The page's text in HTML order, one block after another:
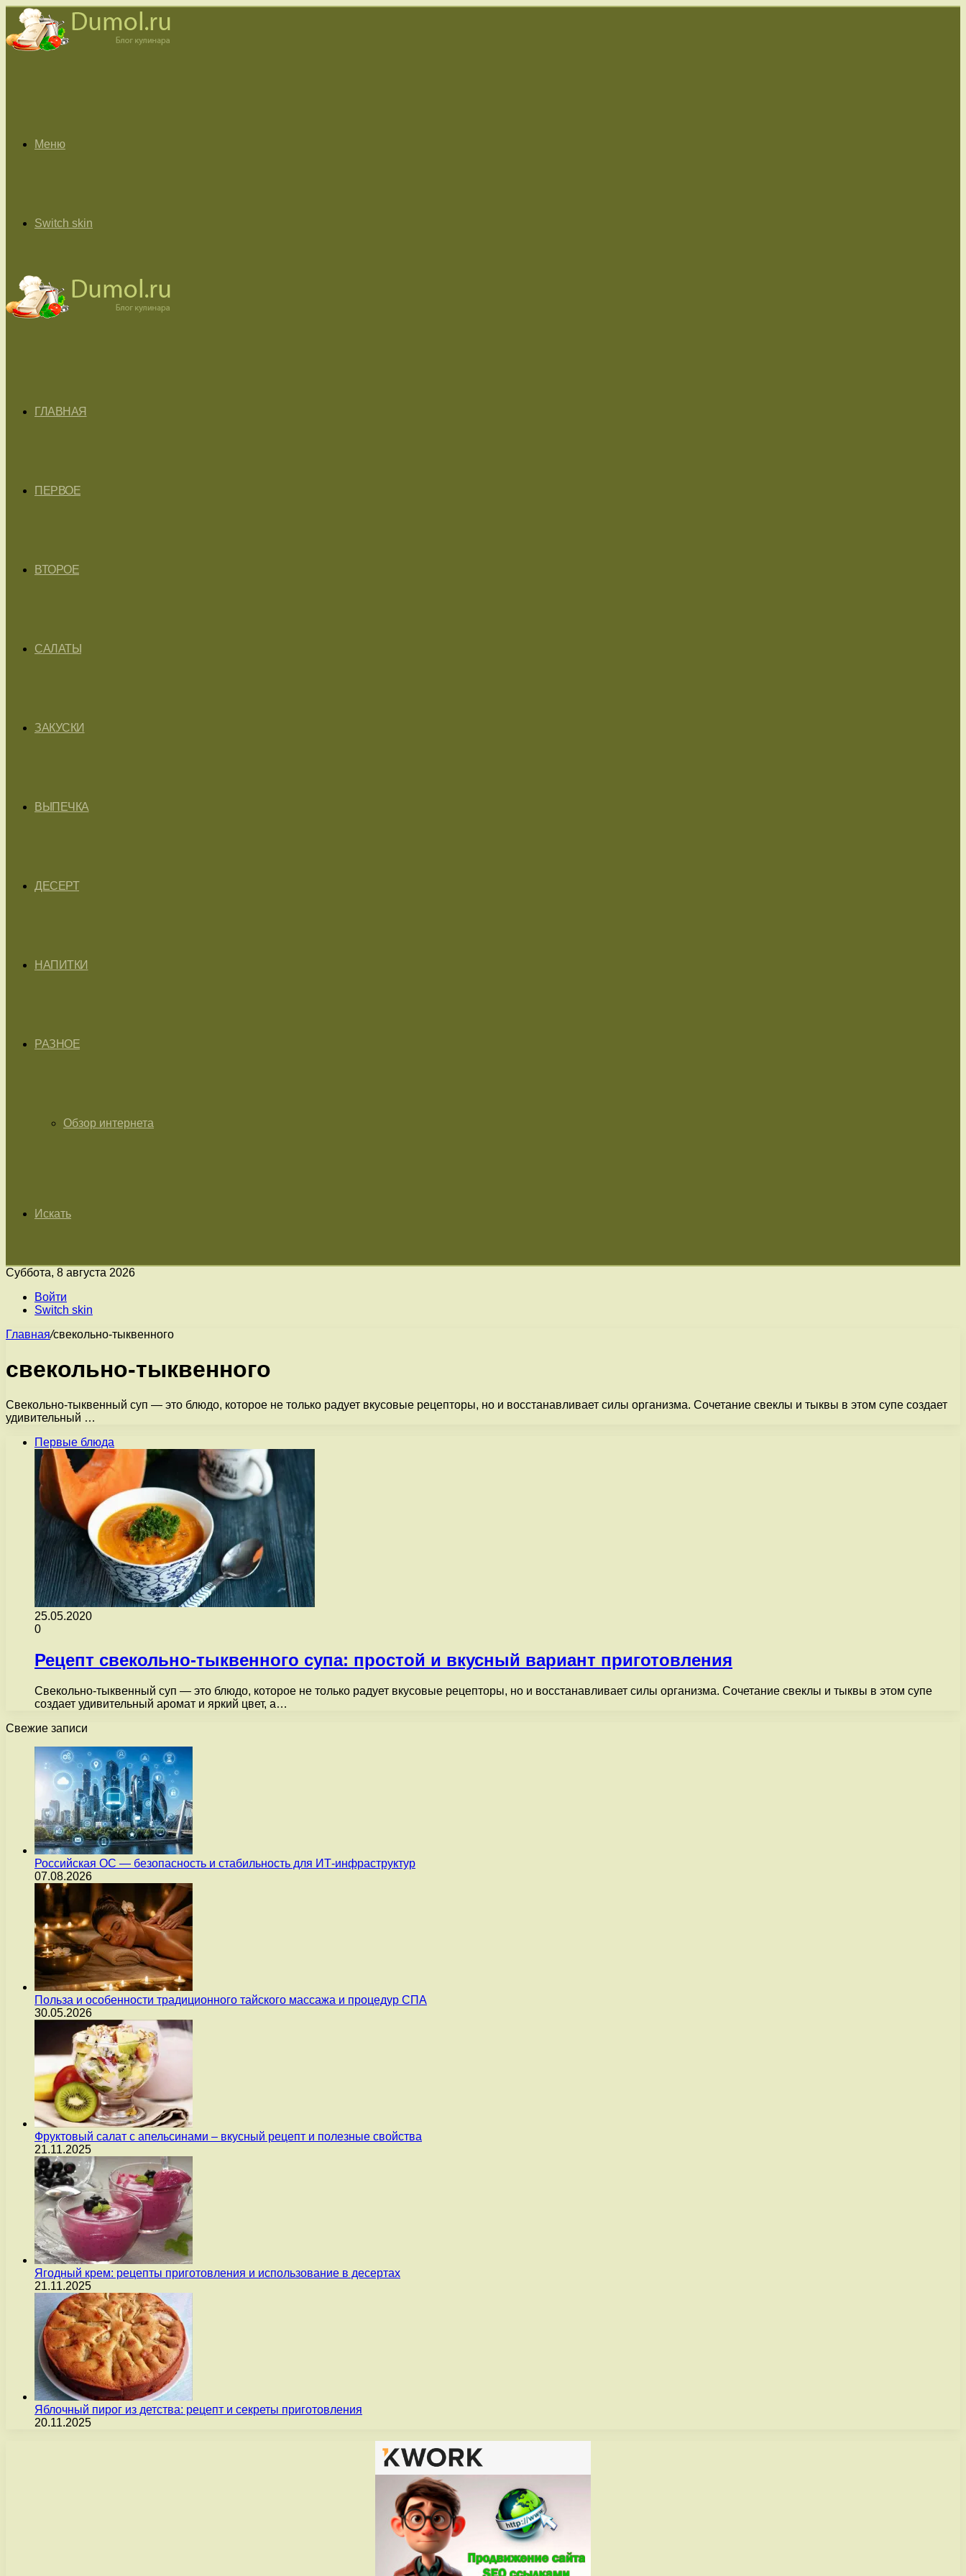
Меню
Switch skin
ГЛАВНАЯ
ПЕРВОЕ
ВТОРОЕ
САЛАТЫ
ЗАКУСКИ
ВЫПЕЧКА
ДЕСЕРТ
НАПИТКИ
РАЗНОЕ
Обзор интернета
Искать
Суббота, 8 августа 2026
Войти
Switch skin
Главная/свекольно-тыквенного
свекольно-тыквенного
Свекольно-тыквенный суп — это блюдо, которое не только радует вкусовые рецепторы, но и восстанавливает силы организма. Сочетание свеклы и тыквы в этом супе создает
удивительный …
Первые блюда
25.05.2020
0
Рецепт свекольно-тыквенного супа: простой и вкусный вариант приготовления
Свекольно-тыквенный суп — это блюдо, которое не только радует вкусовые рецепторы, но и восстанавливает силы организма. Сочетание свеклы и тыквы в этом супе
создает удивительный аромат и яркий цвет, а…
Свежие записи
Российская ОС — безопасность и стабильность для ИТ-инфраструктур
07.08.2026
Польза и особенности традиционного тайского массажа и процедур СПА
30.05.2026
Фруктовый салат с апельсинами – вкусный рецепт и полезные свойства
21.11.2025
Ягодный крем: рецепты приготовления и использование в десертах
21.11.2025
Яблочный пирог из детства: рецепт и секреты приготовления
20.11.2025